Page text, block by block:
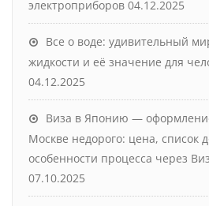
электроприборов 04.12.2025
Все о воде: удивительный
жидкости и её значение для
04.12.2025
Виза в Японию —
Москве недорого: цена, список
особенности процесса через
07.10.2025